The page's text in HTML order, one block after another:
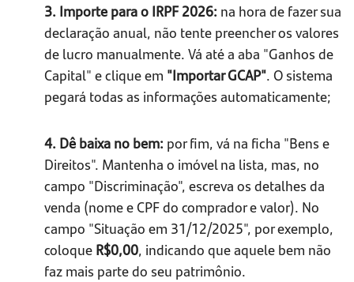
3. Importe para o IRPF 2026: na hora de fazer sua
declaração anual, não tente preencher os valores
de lucro manualmente. Vá até a aba "Ganhos de
Capital" e clique em "Importar GCAP". O sistema
pegará todas as informações automaticamente;
4. Dê baixa no bem: por fim, vá na ficha "Bens e
Direitos". Mantenha o imóvel na lista, mas, no
campo "Discriminação", escreva os detalhes da
venda (nome e CPF do comprador e valor). No
campo "Situação em 31/12/2025", por exemplo,
coloque R$0,00, indicando que aquele bem não
faz mais parte do seu patrimônio.